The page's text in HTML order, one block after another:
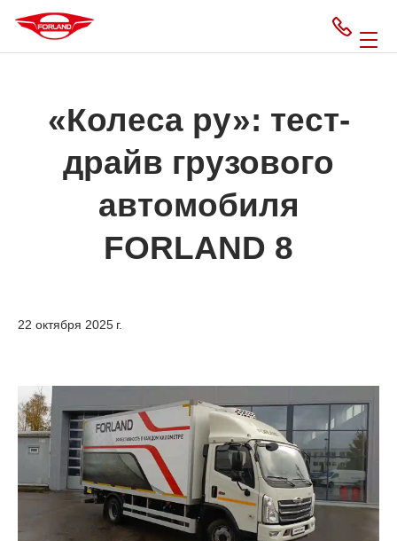
«Колеса ру»: тест-
драйв грузового
автомобиля
FORLAND 8
22 октября 2025 г.